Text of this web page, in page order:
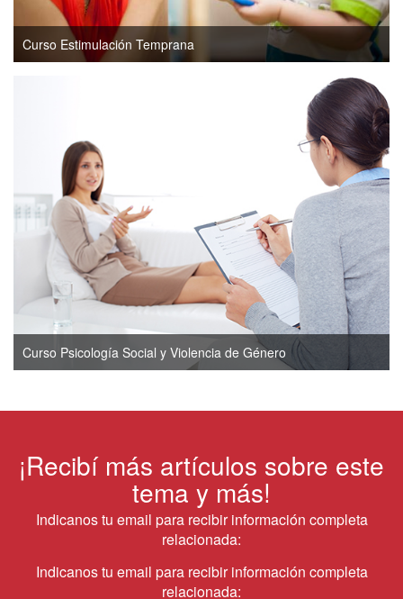
Curso Estimulación Temprana
Curso Psicología Social y Violencia de Género
¡Recibí más artículos sobre este
tema y más!
Indicanos tu email para recibir información completa
relacionada:
Indicanos tu email para recibir información completa
relacionada: